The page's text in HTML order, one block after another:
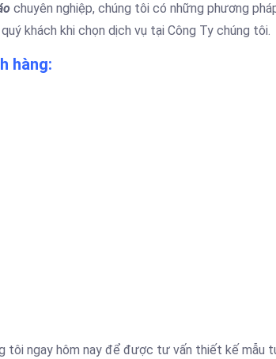
chuyên nghiệp, chúng tôi có những phương
khách khi chọn dịch vụ tại Công Ty chúng tôi.
hàng:
tôi ngay hôm nay để được tư vấn thiết kế mẫu